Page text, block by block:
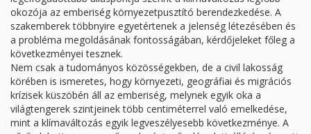
okozója az emberiség környezetpusztító berendezkedése. A
szakemberek többnyire egyetértenek a jelenség létezésében és
a probléma megoldásának fontosságában, kérdőjeleket főleg a
következményei tesznek.
Nem csak a tudományos közösségekben, de a civil lakosság
körében is ismeretes, hogy környezeti, geográfiai és migrációs
krízisek küszöbén áll az emberiség, melynek egyik oka a
világtengerek szintjeinek több centiméterrel való emelkedése,
mint a klímaváltozás egyik legveszélyesebb következménye. A